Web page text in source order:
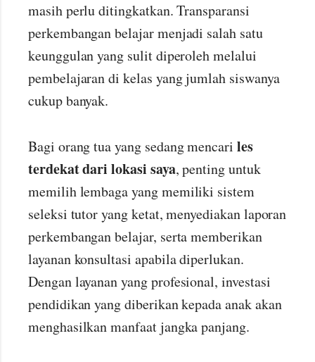
masih perlu ditingkatkan. Transparansi
perkembangan belajar menjadi salah satu
keunggulan yang sulit diperoleh melalui
pembelajaran di kelas yang jumlah siswanya
cukup banyak.
Bagi orang tua yang sedang mencari les
terdekat dari lokasi saya, penting untuk
memilih lembaga yang memiliki sistem
seleksi tutor yang ketat, menyediakan laporan
perkembangan belajar, serta memberikan
layanan konsultasi apabila diperlukan.
Dengan layanan yang profesional, investasi
pendidikan yang diberikan kepada anak akan
menghasilkan manfaat jangka panjang.